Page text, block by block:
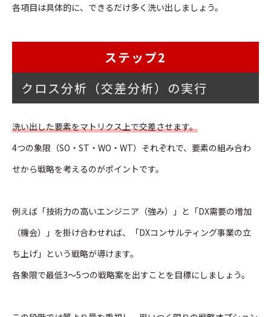
各項目は具体的に、できるだけ多く洗い出しましょう。
ステップ2
クロス分析（交差分析）の実行
洗い出した要素をマトリクス上で交差させます。
4つの象限（SO・ST・WO・WT）それぞれで、要素の組み合わ
せから戦略を考えるのがポイントです。
例えば「技術力の高いエンジニア（強み）」と「DX需要の増加
（機会）」を掛け合わせれば、「DXコンサルティング事業の立
ち上げ」という戦略が導けます。
各象限で最低3〜5つの戦略案を出すことを目標にしましょう。